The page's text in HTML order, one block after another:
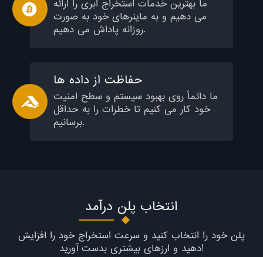
ما بهترین خدمات استخراج ابری را ارائه
می دهیم و به ماینرهای خود به صورت
روزانه پاداش می دهیم.
حفاظت از داده ها
ما دائماً روی بهبود سیستم و سطح امنیت
خود کار می کنیم تا خطرات را به حداقل
برسانیم.
انتخاب پلن درآمد
پلن خود را انتخاب کنید و سرعت استخراج خود را افزایش
دهید و ارزهای بیشتری بدست آورید!